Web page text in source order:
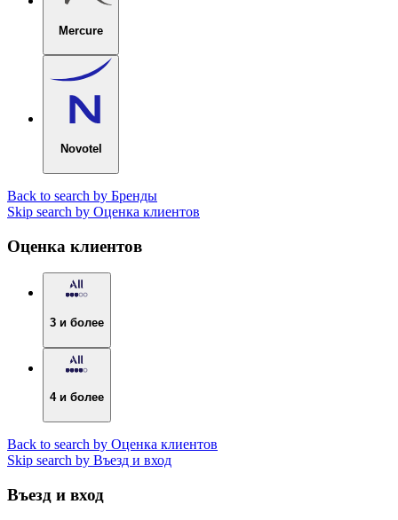
Mercure
Novotel
Back to search by Бренды
Skip search by Оценка клиентов
Оценка клиентов
3 и более
4 и более
Back to search by Оценка клиентов
Skip search by Въезд и вход
Въезд и вход